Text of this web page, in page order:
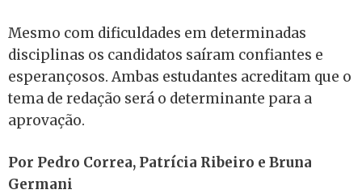
Mesmo com dificuldades em determinadas
disciplinas os candidatos saíram confiantes e
esperançosos. Ambas estudantes acreditam que o
tema de redação será o determinante para a
aprovação.
Por Pedro Correa, Patrícia Ribeiro e Bruna
Germani